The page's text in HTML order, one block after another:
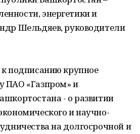
энергетики и
Шельдяев, руководители
подписанию крупное
ПАО «Газпром» и
- о развитии
и научно-
на долгосрочной и